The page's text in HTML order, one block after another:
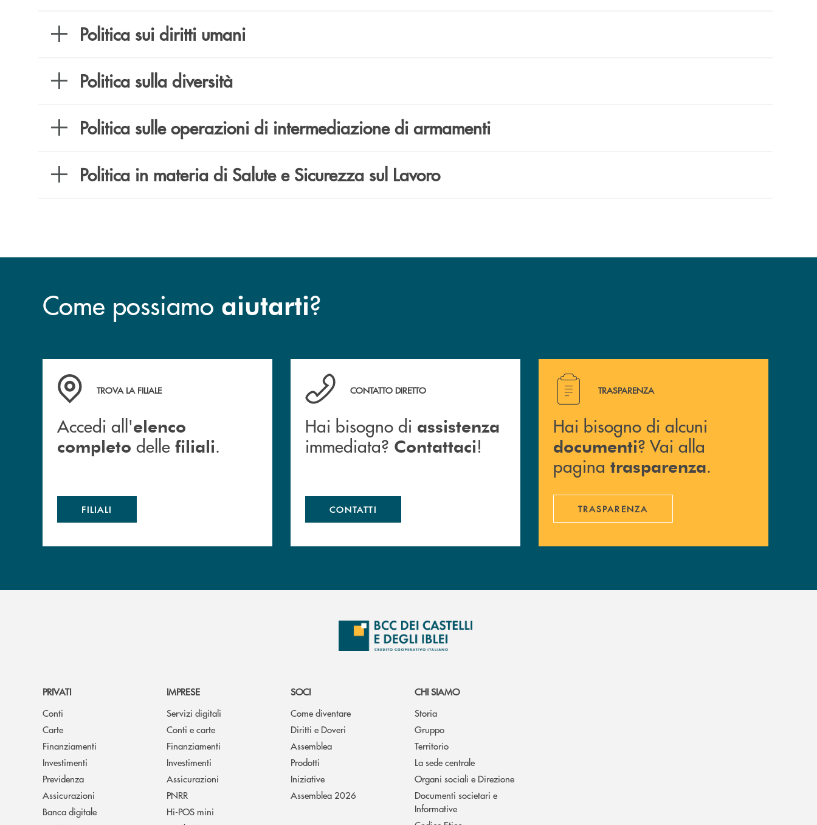
Politica sui diritti umani
Politica sulla diversità
Politica sulle operazioni di intermediazione di armamenti
Politica in materia di Salute e Sicurezza sul Lavoro
Come possiamo aiutarti?
Accedi all' elenco completo delle filiali .
TROVA LA FILIALE
Accedi all'elenco
completo delle filiali.
FILIALI
Hai bisogno di assistenza immediata? Contattaci !
CONTATTO DIRETTO
Hai bisogno di assistenza
immediata? Contattaci!
CONTATTI
Hai bisogno di alcuni documenti ? Vai alla pagina
TRASPARENZA
Hai bisogno di alcuni
documenti? Vai alla
pagina trasparenza.
TRASPARENZA
PRIVATI
Conti
Carte
Finanziamenti
Investimenti
Previdenza
Assicurazioni
Banca digitale
IMPRESE
Servizi digitali
Conti e carte
Finanziamenti
Investimenti
Assicurazioni
PNRR
Hi-POS mini
SOCI
Come diventare
Diritti e Doveri
Assemblea
Prodotti
Iniziative
Assemblea 2026
CHI SIAMO
Storia
Gruppo
Territorio
La sede centrale
Organi sociali e Direzione
Documenti societari e
Informative